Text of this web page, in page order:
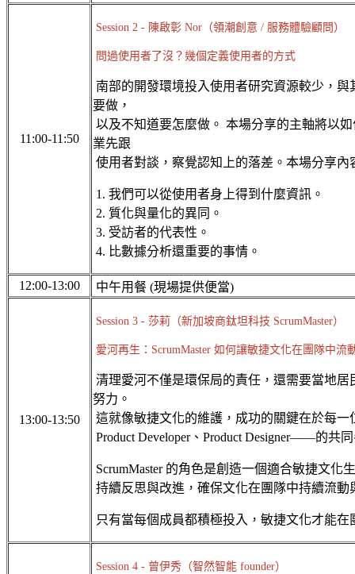
11:00-11:50
Session 2 - 陳啟彰 Nor（領潮創意 / 服務體驗顧問）
問過使用者了沒？幾個定義使用者的方式
南部的開發環境投入使用者研究資源較少，
要做，
以及不知道要怎麼做。 本場分享的主軸將以
業先跟
使用者對談，察覺認知上的落差。本場分享內
1. 我們可以從使用者身上得到什麼資訊。
2. 質化與量化的異同。
3. 受訪者的代表性。
4. 比數據分析還重要的事情。
12:00-13:00 中午用餐 (現場提供便當)
13:00-13:50
Session 3 - 莎莉（新加坡商鈦坦科技 ScrumMaster）
愛河再生：ScrumMaster 如何讓敏捷文化在團隊中流
清理愛河不僅是環保局的責任，還需要當地
努力。
這就像敏捷文化的維護，成功的關鍵在於每
Product Developer、Product Designer——的共
ScrumMaster 的角色是創造一個適合敏捷文化
持續反思與改進，確保文化在團隊中持續流動
只有當每個成員都積極投入，敏捷文化才能在
Session 4 - 曾伊秀（智然智能 founder）